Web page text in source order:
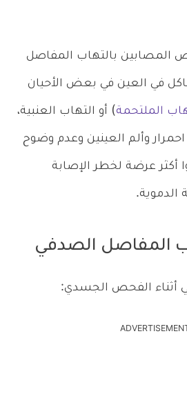
المصابين بالتهاب المفاصل
في العين في بعض الأحيان
الملتحمة) أو التهاب العنبية،
وألم العينين وعدم وضوح
أكثر عرضة لخطر الإصابة
الدموية.
المفاصل الصدفي
أثناء الفحص الجسدي:
ADVERTISEMENT